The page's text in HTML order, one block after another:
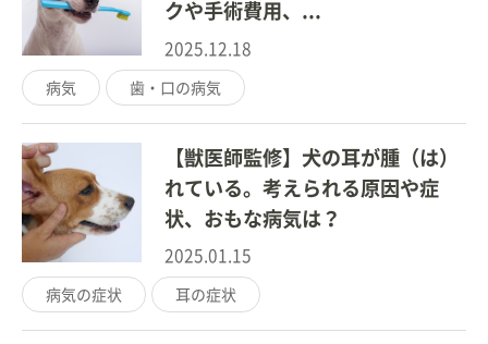
クや手術費用、...
2025.12.18
病気 歯・口の病気
【獣医師監修】犬の耳が腫（は）
れている。考えられる原因や症
状、おもな病気は？
2025.01.15
病気の症状 耳の症状